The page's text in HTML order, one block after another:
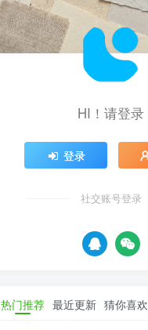
HI！请登录
登录
社交账号登录
热门推荐 最近更新 猜你喜欢